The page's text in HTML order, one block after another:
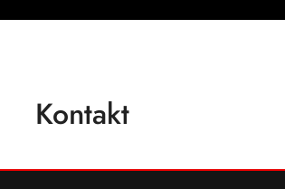
Kontakt